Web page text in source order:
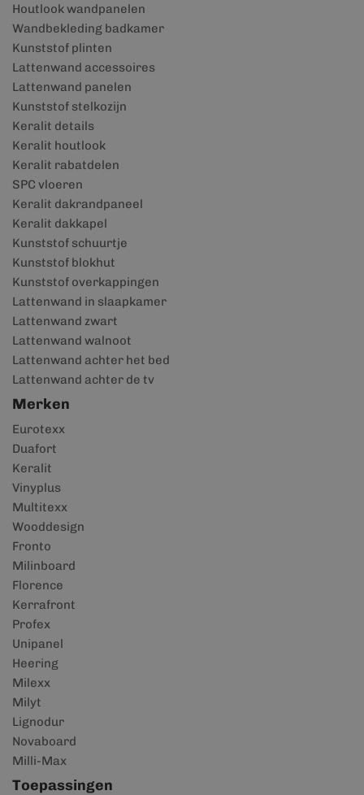
Houtlook wandpanelen
Wandbekleding badkamer
Kunststof plinten
Lattenwand accessoires
Lattenwand panelen
Kunststof stelkozijn
Keralit details
Keralit houtlook
Keralit rabatdelen
SPC vloeren
Keralit dakrandpaneel
Keralit dakkapel
Kunststof schuurtje
Kunststof blokhut
Kunststof overkappingen
Lattenwand in slaapkamer
Lattenwand zwart
Lattenwand walnoot
Lattenwand achter het bed
Lattenwand achter de tv
Merken
Eurotexx
Duafort
Keralit
Vinyplus
Multitexx
Wooddesign
Fronto
Milinboard
Florence
Kerrafront
Profex
Unipanel
Heering
Milexx
Milyt
Lignodur
Novaboard
Milli-Max
Toepassingen